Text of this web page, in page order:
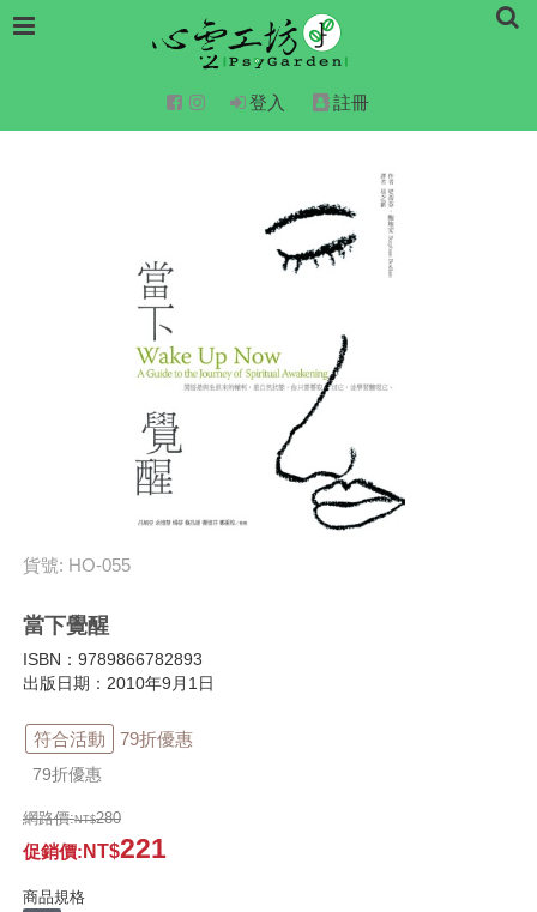
登入 註冊
貨號: HO-055
當下覺醒
ISBN：9789866782893
出版日期：2010年9月1日
符合活動 79折優惠
79折優惠
網路價: 280
促銷價: 221
商品規格